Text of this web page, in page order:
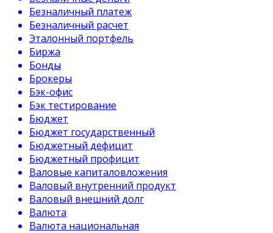
Безналичный платеж
Безналичный расчет
Эталонный портфель
Биржа
Бонды
Брокеры
Бэк-офис
Бэк тестирование
Бюджет
Бюджет государственный
Бюджетный дефицит
Бюджетный профицит
Валовые капиталовложения
Валовый внутренний продукт
Валовый внешний долг
Валюта
Валюта национальная